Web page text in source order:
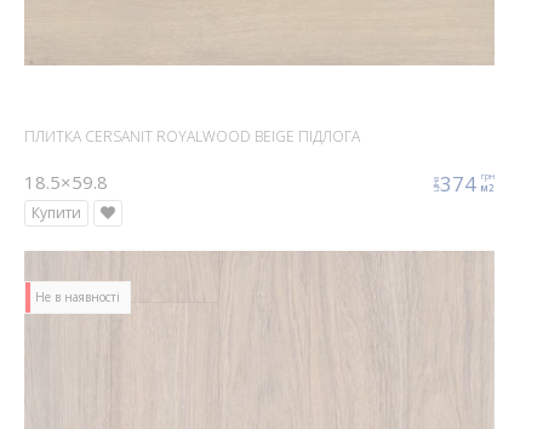
ПЛИТКА CERSANIT ROYALWOOD BEIGE ПІДЛОГА
18.5×59.8 ціна374 грн
м2
Купити
Не в наявності